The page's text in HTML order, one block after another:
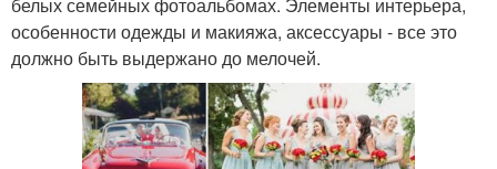
белых семейных фотоальбомах. Элементы интерьера,
особенности одежды и макияжа, аксессуары - все это
должно быть выдержано до мелочей.